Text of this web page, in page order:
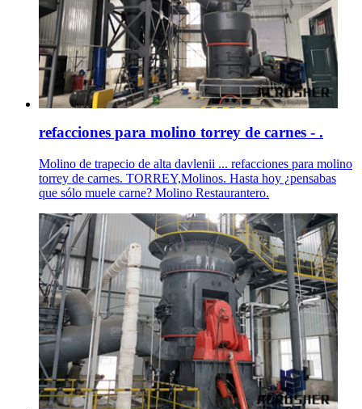
refacciones para molino torrey de carnes - .
Molino de trapecio de alta davlenii ... refacciones para molino
torrey de carnes. TORREY,Molinos. Hasta hoy ¿pensabas
que sólo muele carne? Molino Restaurantero.